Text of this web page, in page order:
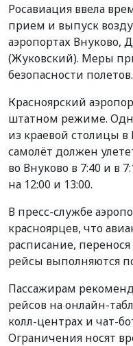
Росавиация ввела
прием и выпуск
аэропортах Внуково,
(Жуковский). Меры
безопасности полетов.
Красноярский
штатном режиме.
из краевой столицы
самолёт должен
во Внуково в 7:40 и в
на 12:00 и 13:00.
В пресс-службе
красноярцев, что
расписание,
рейсы выполняются
Пассажирам
рейсов на онлайн-
колл-центрах и чат-
Ограничения носят